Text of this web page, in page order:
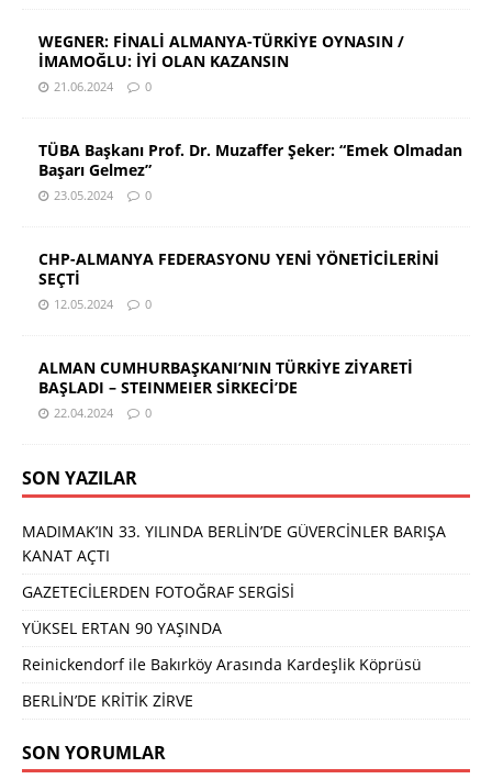
WEGNER: FİNALİ ALMANYA-TÜRKİYE OYNASIN /
İMAMOĞLU: İYİ OLAN KAZANSIN
21.06.2024 0
TÜBA Başkanı Prof. Dr. Muzaffer Şeker: “Emek Olmadan
Başarı Gelmez”
23.05.2024 0
CHP-ALMANYA FEDERASYONU YENİ YÖNETİCİLERİNİ
SEÇTİ
12.05.2024 0
ALMAN CUMHURBAŞKANI’NIN TÜRKİYE ZİYARETİ
BAŞLADI – STEINMEIER SİRKECİ’DE
22.04.2024 0
SON YAZILAR
MADIMAK’IN 33. YILINDA BERLİN’DE GÜVERCİNLER BARIŞA
KANAT AÇTI
GAZETECİLERDEN FOTOĞRAF SERGİSİ
YÜKSEL ERTAN 90 YAŞINDA
Reinickendorf ile Bakırköy Arasında Kardeşlik Köprüsü
BERLİN’DE KRİTİK ZİRVE
SON YORUMLAR